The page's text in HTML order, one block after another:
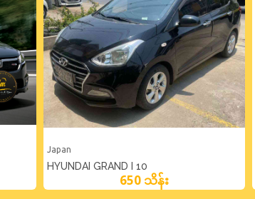
Japan
HYUNDAI GRAND I 10
650 သိန်း